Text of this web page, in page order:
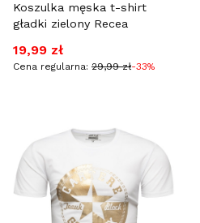
Koszulka męska t-shirt
gładki zielony Recea
Cena promocyjna
19,99 zł
Cena regularna: 29,99 zł-33%